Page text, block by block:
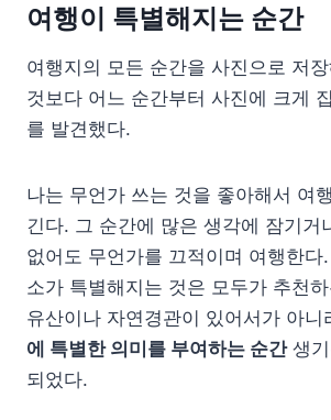
여행이 특별해지는 순간
여행지의 모든 순간을 사진으로 저
것보다 어느 순간부터 사진에 크게
를 발견했다.
나는 무언가 쓰는 것을 좋아해서 여
긴다. 그 순간에 많은 생각에 잠기거
없어도 무언가를 끄적이며 여행한다
소가 특별해지는 것은 모두가 추천
유산이나 자연경관이 있어서가 아니
에 특별한 의미를 부여하는 순간생기
되었다.